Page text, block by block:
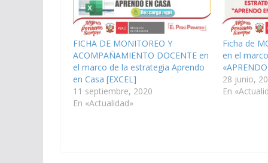
FICHA DE MONITOREO Y
ACOMPAÑAMIENTO DOCENTE en
el marco de la estrategia Aprendo
en Casa [EXCEL]
11 septiembre, 2020
En «Actualidad»
Ficha de
en el
28 junio,
En